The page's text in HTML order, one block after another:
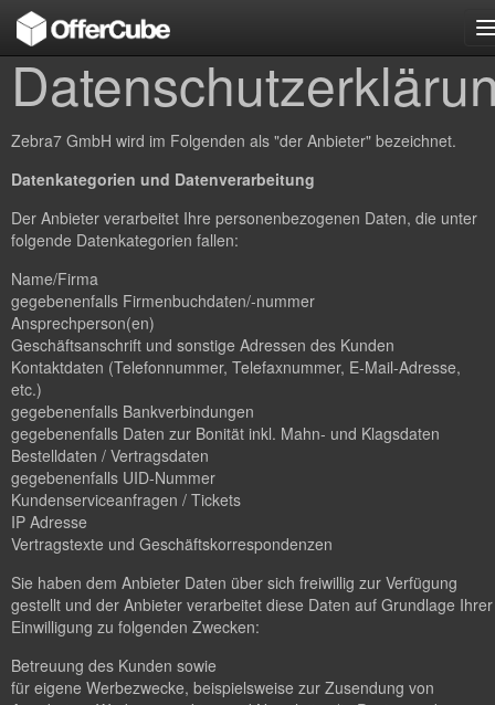
Zebra7 GmbH wird im Folgenden als "der Anbieter" bezeichnet.
Datenkategorien und Datenverarbeitung
Der Anbieter verarbeitet Ihre personenbezogenen Daten, die unter
folgende Datenkategorien fallen:
Name/Firma
gegebenenfalls Firmenbuchdaten/-nummer
Ansprechperson(en)
Geschäftsanschrift und sonstige Adressen des Kunden
Kontaktdaten (Telefonnummer, Telefaxnummer, E-Mail-Adresse,
etc.)
gegebenenfalls Bankverbindungen
gegebenenfalls Daten zur Bonität inkl. Mahn- und Klagsdaten
Bestelldaten / Vertragsdaten
gegebenenfalls UID-Nummer
Kundenserviceanfragen / Tickets
IP Adresse
Vertragstexte und Geschäftskorrespondenzen
Sie haben dem Anbieter Daten über sich freiwillig zur Verfügung
gestellt und der Anbieter verarbeitet diese Daten auf Grundlage Ihrer
Einwilligung zu folgenden Zwecken:
Betreuung des Kunden sowie
für eigene Werbezwecke, beispielsweise zur Zusendung von